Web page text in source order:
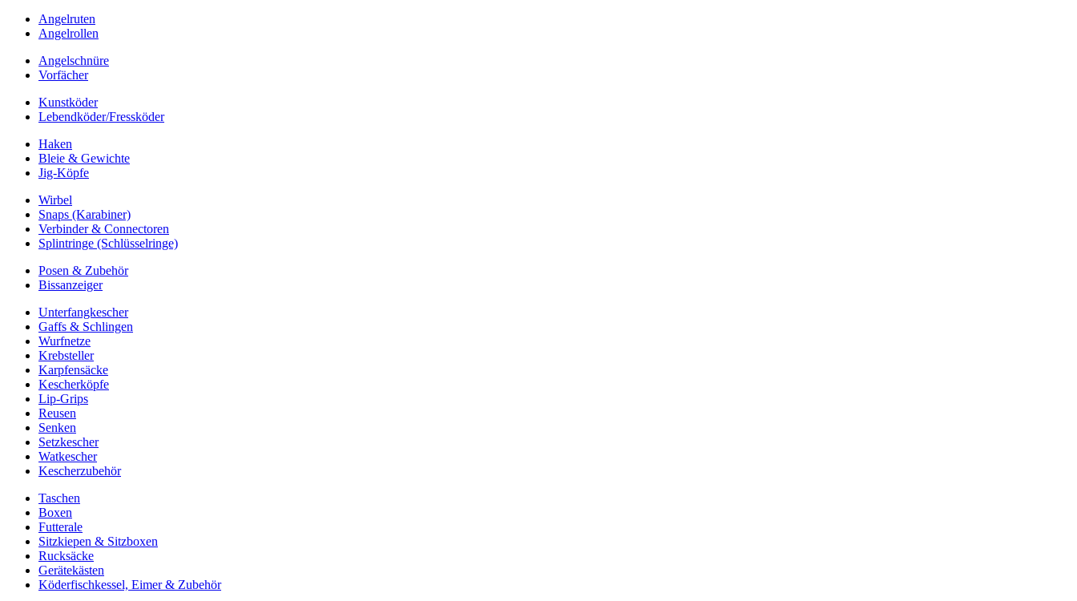
Angelruten
Angelrollen
Angelschnüre
Vorfächer
Kunstköder
Lebendköder/Fressköder
Haken
Bleie & Gewichte
Jig-Köpfe
Wirbel
Snaps (Karabiner)
Verbinder & Connectoren
Splintringe (Schlüsselringe)
Posen & Zubehör
Bissanzeiger
Unterfangkescher
Gaffs & Schlingen
Wurfnetze
Krebsteller
Karpfensäcke
Kescherköpfe
Lip-Grips
Reusen
Senken
Setzkescher
Watkescher
Kescherzubehör
Taschen
Boxen
Futterale
Sitzkiepen & Sitzboxen
Rucksäcke
Gerätekästen
Köderfischkessel, Eimer & Zubehör